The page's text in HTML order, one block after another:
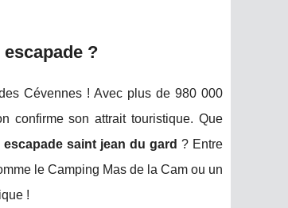
?
Cévennes ! Avec plus de 980 000
confirme son attrait touristique. Que
escapade saint jean du gard ? Entre
le Camping Mas de la Cam ou un
!